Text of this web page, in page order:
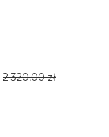
2 320,00 zł